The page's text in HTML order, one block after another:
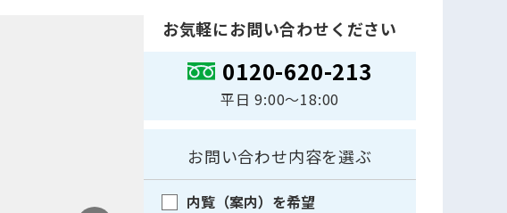
お気軽にお問い合わせください
0120-620-213
平日 9:00〜18:00
お問い合わせ内容を選ぶ
内覧（案内）を希望